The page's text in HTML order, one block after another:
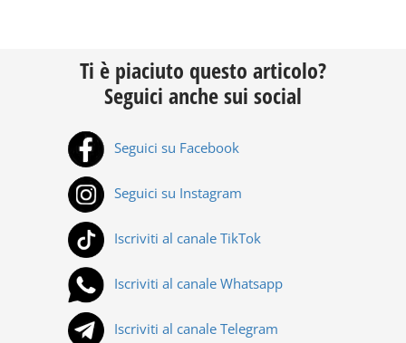
Ti è piaciuto questo articolo?
Seguici anche sui social
Seguici su Facebook
Seguici su Instagram
Iscriviti al canale TikTok
Iscriviti al canale Whatsapp
Iscriviti al canale Telegram